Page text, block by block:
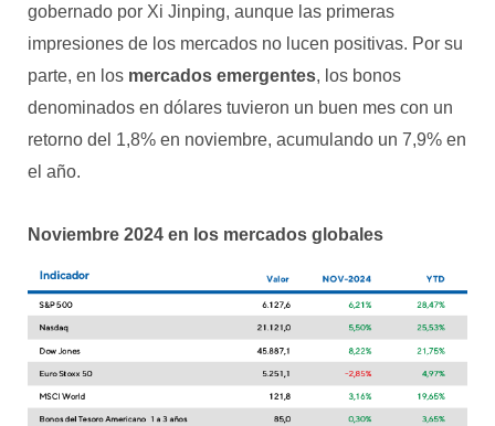
gobernado por Xi Jinping, aunque las primeras
impresiones de los mercados no lucen positivas. Por su
parte, en los mercados emergentes, los bonos
denominados en dólares tuvieron un buen mes con un
retorno del 1,8% en noviembre, acumulando un 7,9% en
el año.
Noviembre 2024 en los mercados globales